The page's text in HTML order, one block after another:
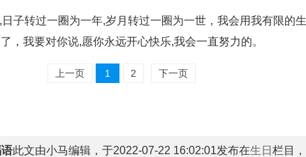
子转过一圈为一年,岁月转过一圈为一世，我会用我有限的
，我要对你说,愿你永远开心快乐,我会一直努力的。
上一页 1 2 下一页
此文由小马编辑，于2022-07-22 16:02:01发布在生日 栏目